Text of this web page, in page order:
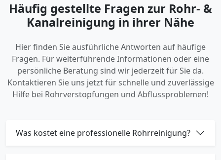
Häufig gestellte Fragen zur Rohr- &
Kanalreinigung in ihrer Nähe
Hier finden Sie ausführliche Antworten auf häufige
Fragen. Für weiterführende Informationen oder eine
persönliche Beratung sind wir jederzeit für Sie da.
Kontaktieren Sie uns jetzt für schnelle und zuverlässige
Hilfe bei Rohrverstopfungen und Abflussproblemen!
Was kostet eine professionelle Rohrreinigung?